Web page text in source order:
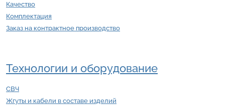
Качество
Комплектация
Заказ на контрактное производство
Технологии и оборудование
СВЧ
Жгуты и кабели в составе изделий